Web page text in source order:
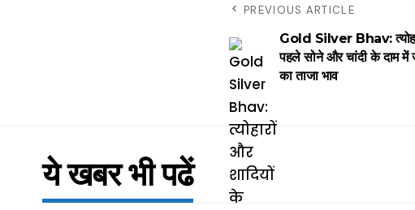
PREVIOUS ARTICLE
Gold Silver Bhav:
पहले सोने और चांदी के दाम में
का ताजा भाव
ये खबर भी पढें